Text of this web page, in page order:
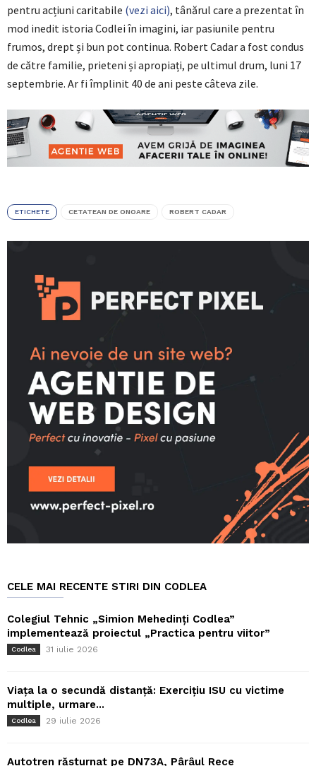
pentru acțiuni caritabile (vezi aici), tânărul care a prezentat în
mod inedit istoria Codlei în imagini, iar pasiunile pentru
frumos, drept și bun pot continua. Robert Cadar a fost condus
de către familie, prieteni și apropiați, pe ultimul drum, luni 17
septembrie. Ar fi împlinit 40 de ani peste câteva zile.
ETICHETE CETATEAN DE ONOARE ROBERT CADAR
CELE MAI RECENTE STIRI DIN CODLEA
Colegiul Tehnic „Simion Mehedinți Codlea”
implementează proiectul „Practica pentru viitor”
Codlea 31 iulie 2026
Viața la o secundă distanță: Exercițiu ISU cu victime
multiple, urmare...
Codlea 29 iulie 2026
Autotren răsturnat pe DN73A, Pârâul Rece